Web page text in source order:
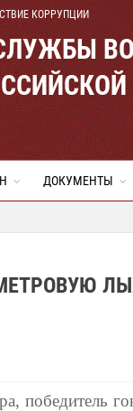
КОРРУПЦИИ
ДОКУМЕНТЫ
победитель